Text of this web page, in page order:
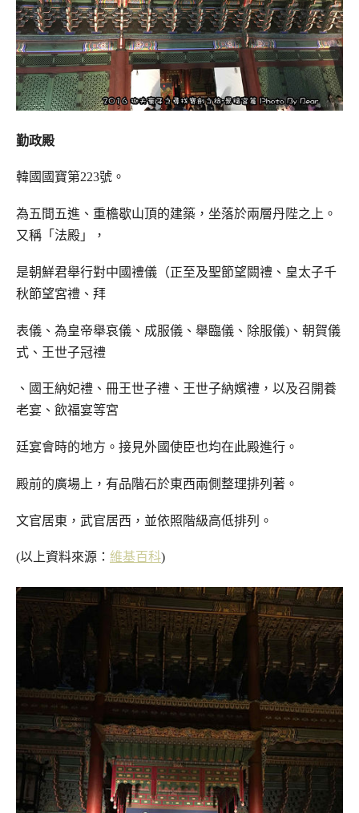
勤政殿
韓國國寶第223號。
為五間五進、重檐歇山頂的建築，坐落於兩層丹陛之上。
又稱「法殿」，
是朝鮮君舉行對中國禮儀（正至及聖節望闕禮、皇太子千
秋節望宮禮、拜
表儀、為皇帝舉哀儀、成服儀、舉臨儀、除服儀)、朝賀儀
式、王世子冠禮
、國王納妃禮、冊王世子禮、王世子納嬪禮，以及召開養
老宴、飲福宴等宮
廷宴會時的地方。接見外國使臣也均在此殿進行。
殿前的廣場上，有品階石於東西兩側整理排列著。
文官居東，武官居西，並依照階級高低排列。
(以上資料來源： 維基百科)